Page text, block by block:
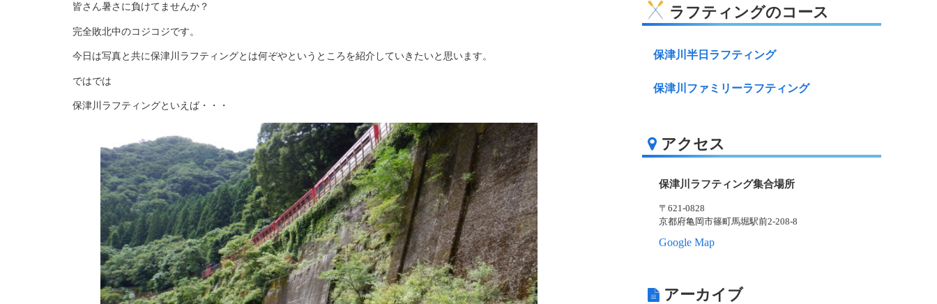
皆さん暑さに負けてませんか？
完全敗北中のコジコジです。
今日は写真と共に保津川ラフティングとは何ぞやというところを紹介していきたいと思います。
ではでは
保津川ラフティングといえば・・・
ラフティングのコース
保津川半日ラフティング
保津川ファミリーラフティング
アクセス
保津川ラフティング集合場所
〒621-0828
京都府亀岡市篠町馬堀駅前2-208-8
Google Map
アーカイブ